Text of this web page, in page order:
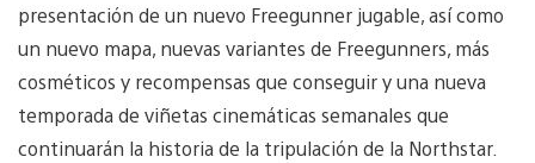
presentación de un nuevo Freegunner jugable, así como
un nuevo mapa, nuevas variantes de Freegunners, más
cosméticos y recompensas que conseguir y una nueva
temporada de viñetas cinemáticas semanales que
continuarán la historia de la tripulación de la Northstar.